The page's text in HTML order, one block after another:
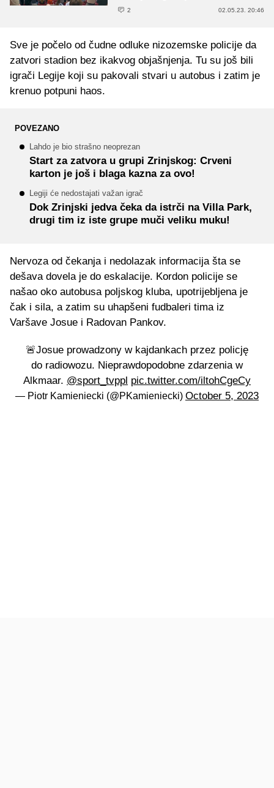
2 02.05.23. 20:46
Sve je počelo od čudne odluke nizozemske policije da
zatvori stadion bez ikakvog objašnjenja. Tu su još bili
igrači Legije koji su pakovali stvari u autobus i zatim je
krenuo potpuni haos.
POVEZANO
Lahdo je bio strašno neoprezan
Start za zatvora u grupi Zrinjskog: Crveni
karton je još i blaga kazna za ovo!
Legiji će nedostajati važan igrač
Dok Zrinjski jedva čeka da istrči na Villa Park,
drugi tim iz iste grupe muči veliku muku!
Nervoza od čekanja i nedolazak informacija šta se
dešava dovela je do eskalacije. Kordon policije se
našao oko autobusa poljskog kluba, upotrijebljena je
čak i sila, a zatim su uhapšeni fudbaleri tima iz
Varšave Josue i Radovan Pankov.
🚨Josue prowadzony w kajdankach przez policję
do radiowozu. Nieprawdopodobne zdarzenia w
Alkmaar. @sport_tvppl pic.twitter.com/iltohCgeCy
— Piotr Kamieniecki (@PKamieniecki) October 5, 2023